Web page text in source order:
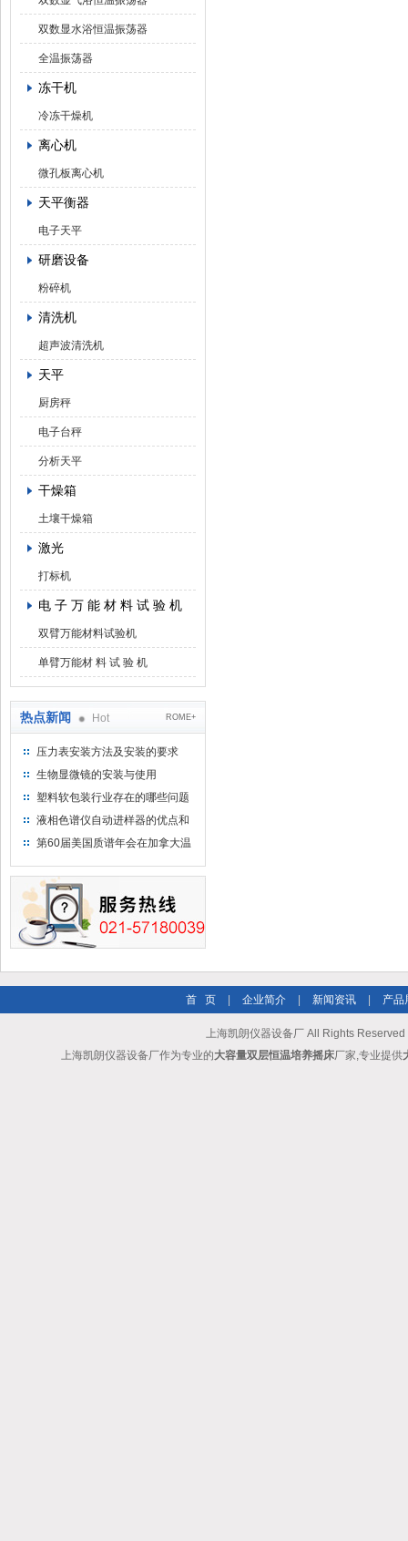
双数显水浴恒温振荡器
全温振荡器
冻干机
冷冻干燥机
离心机
微孔板离心机
天平衡器
电子天平
研磨设备
粉碎机
清洗机
超声波清洗机
天平
厨房秤
电子台秤
分析天平
干燥箱
土壤干燥箱
激光
打标机
电 子 万 能 材 料 试 验 机
双臂万能材料试验机
单臂万能材 料 试 验 机
热点新闻 Hot ROME+
压力表安装方法及安装的要求
生物显微镜的安装与使用
塑料软包装行业存在的哪些问题
液相色谱仪自动进样器的优点和
维护
第60届美国质谱年会在加拿大温
首 页 企业简介 新闻资讯 产品
上海凯朗仪器设备厂 All Rights Reserved
上海凯朗仪器设备厂作为专业的大容量双层恒温培养摇床厂家,专业提供